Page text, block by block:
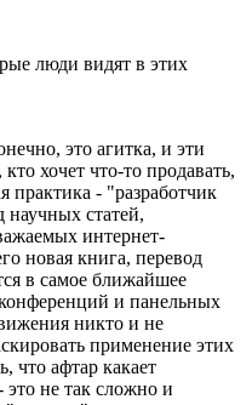
люди видят в этих
это агитка, и эти
хочет что-то продавать,
практика - "разработчик
научных статей,
интернет-
новая книга, перевод
в самое ближайшее
и панельных
никто и не
применение этих
что афтар какает
это не так сложно и